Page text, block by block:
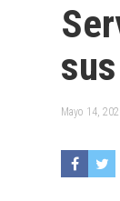
Mayo 14,